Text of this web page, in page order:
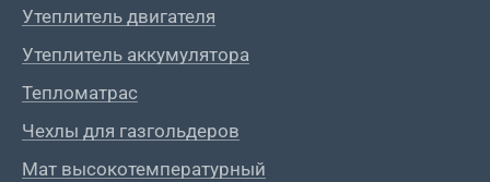
Утеплитель двигателя
Утеплитель аккумулятора
Тепломатрас
Чехлы для газгольдеров
Мат высокотемпературный